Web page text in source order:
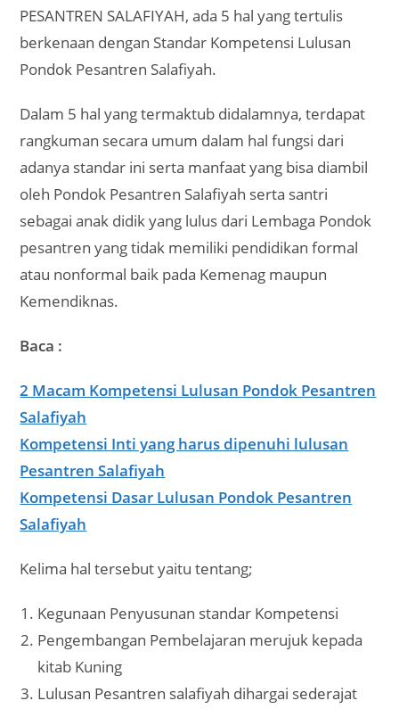
PESANTREN SALAFIYAH, ada 5 hal yang tertulis
berkenaan dengan Standar Kompetensi Lulusan
Pondok Pesantren Salafiyah.
Dalam 5 hal yang termaktub didalamnya, terdapat
rangkuman secara umum dalam hal fungsi dari
adanya standar ini serta manfaat yang bisa diambil
oleh Pondok Pesantren Salafiyah serta santri
sebagai anak didik yang lulus dari Lembaga Pondok
pesantren yang tidak memiliki pendidikan formal
atau nonformal baik pada Kemenag maupun
Kemendiknas.
Baca :
2 Macam Kompetensi Lulusan Pondok Pesantren
Salafiyah
Kompetensi Inti yang harus dipenuhi lulusan
Pesantren Salafiyah
Kompetensi Dasar Lulusan Pondok Pesantren
Salafiyah
Kelima hal tersebut yaitu tentang;
Kegunaan Penyusunan standar Kompetensi
Pengembangan Pembelajaran merujuk kepada
kitab Kuning
Lulusan Pesantren salafiyah dihargai sederajat